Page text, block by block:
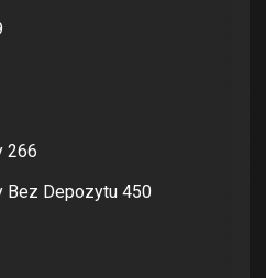
266
Bez Depozytu 450